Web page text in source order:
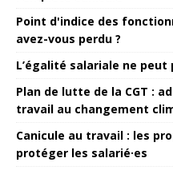
Point d'indice des
avez-vous perdu ?
L’égalité salariale ne
Plan de lutte de la CGT :
travail au changement
Canicule au travail : les
protéger les salarié·es